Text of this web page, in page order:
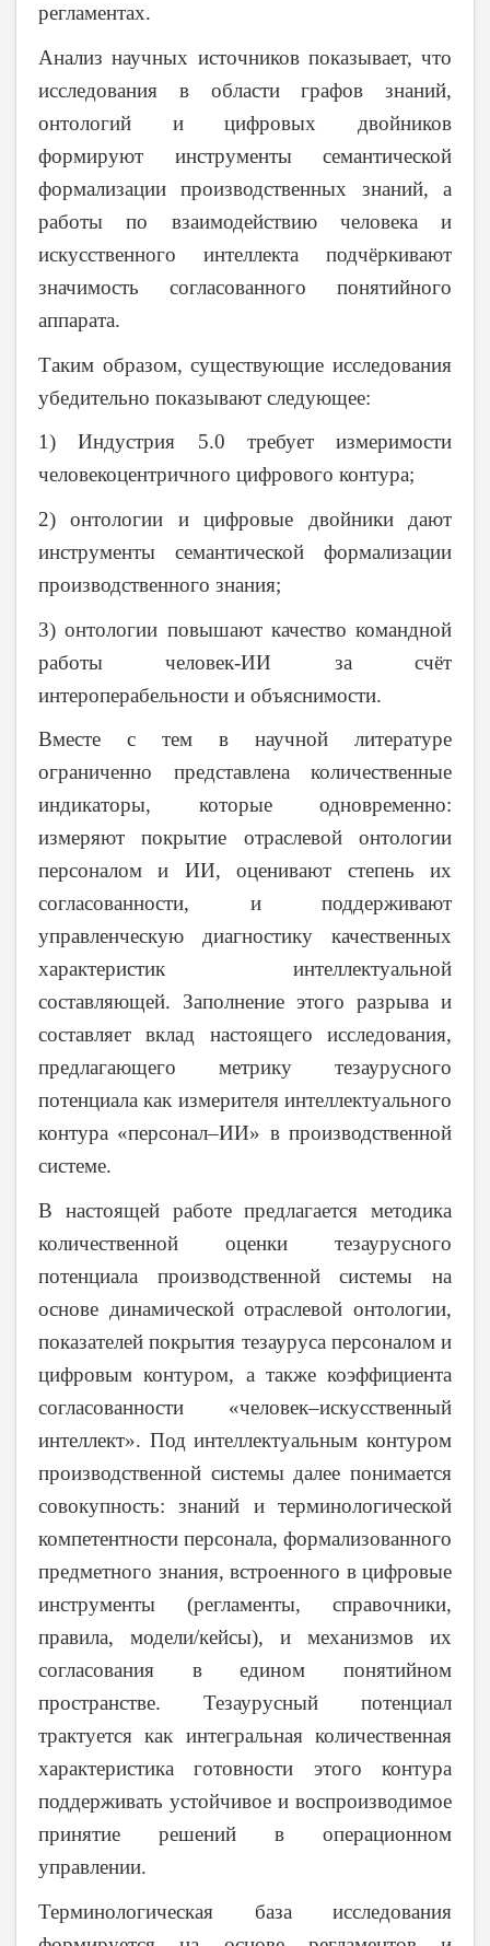
регламентах.
Анализ научных источников показывает, что
исследования в области графов знаний,
онтологий и цифровых двойников
формируют инструменты семантической
формализации производственных знаний, а
работы по взаимодействию человека и
искусственного интеллекта подчёркивают
значимость согласованного понятийного
аппарата.
Таким образом, существующие исследования
убедительно показывают следующее:
1) Индустрия 5.0 требует измеримости
человекоцентричного цифрового контура;
2) онтологии и цифровые двойники дают
инструменты семантической формализации
производственного знания;
3) онтологии повышают качество командной
работы человек-ИИ за счёт
интероперабельности и объяснимости.
Вместе с тем в научной литературе
ограниченно представлена количественные
индикаторы, которые одновременно:
измеряют покрытие отраслевой онтологии
персоналом и ИИ, оценивают степень их
согласованности, и поддерживают
управленческую диагностику качественных
характеристик интеллектуальной
составляющей. Заполнение этого разрыва и
составляет вклад настоящего исследования,
предлагающего метрику тезаурусного
потенциала как измерителя интеллектуального
контура «персонал–ИИ» в производственной
системе.
В настоящей работе предлагается методика
количественной оценки тезаурусного
потенциала производственной системы на
основе динамической отраслевой онтологии,
показателей покрытия тезауруса персоналом и
цифровым контуром, а также коэффициента
согласованности «человек–искусственный
интеллект». Под интеллектуальным контуром
производственной системы далее понимается
совокупность: знаний и терминологической
компетентности персонала, формализованного
предметного знания, встроенного в цифровые
инструменты (регламенты, справочники,
правила, модели/кейсы), и механизмов их
согласования в едином понятийном
пространстве. Тезаурусный потенциал
трактуется как интегральная количественная
характеристика готовности этого контура
поддерживать устойчивое и воспроизводимое
принятие решений в операционном
управлении.
Терминологическая база исследования